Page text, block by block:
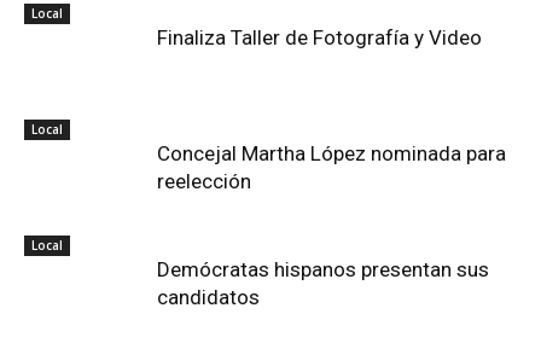
Local
Finaliza Taller de Fotografía y Video
Local
Concejal Martha López nominada para
reelección
Local
Demócratas hispanos presentan sus
candidatos